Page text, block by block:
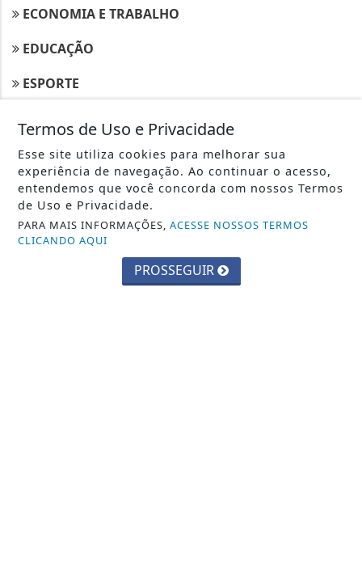
ECONOMIA E TRABALHO
EDUCAÇÃO
ESPORTE
POLÍTICA
RETROSPECTIVA
SAÚDE
Termos de Uso e Privacidade
Esse site utiliza cookies para melhorar sua
experiência de navegação. Ao continuar o acesso,
entendemos que você concorda com nossos Termos
de Uso e Privacidade.
PARA MAIS INFORMAÇÕES,ACESSE NOSSOS TERMOS
CLICANDO AQUI
PROSSEGUIR